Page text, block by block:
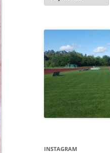
INSTAGRAM